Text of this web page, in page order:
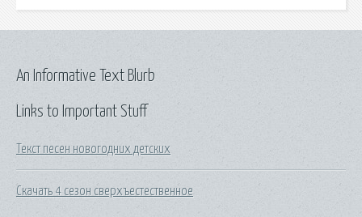
Links to Important Stuff
Текст песен новогодних детских
Скачать 4 сезон сверхъестественное
An Informative Text Blurb